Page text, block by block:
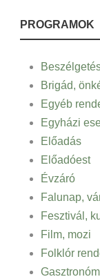
PROGRAMOK
Brigád,
Egyéb
Egyházi
Előadás
Előadóest
Évzáró
Falunap,
Fesztivál,
Film, mozi
Folklór